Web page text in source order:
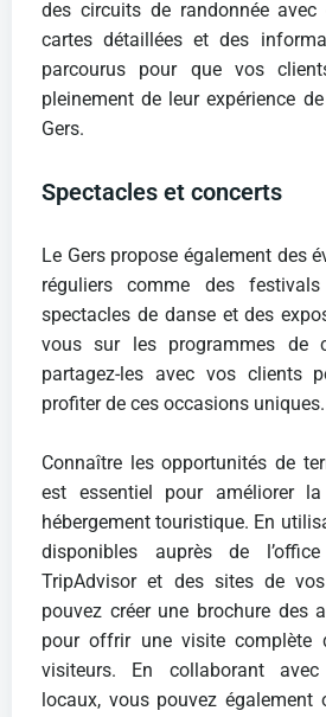
des circuits de randonnée avec
cartes détaillées et des
parcourus pour que vos
pleinement de leur expérience
Gers.
Spectacles et concerts
Le Gers propose également des
réguliers comme des
spectacles de danse et des
vous sur les programmes de
partagez-les avec vos clients
profiter de ces occasions uniques.
Connaître les opportunités de
est essentiel pour améliorer
hébergement touristique. En
disponibles auprès de
TripAdvisor et des sites de
pouvez créer une brochure des
pour offrir une visite complète
visiteurs. En collaborant
locaux, vous pouvez également